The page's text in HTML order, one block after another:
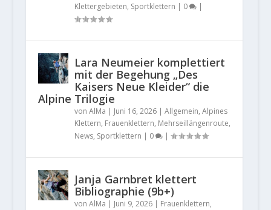
Klettergebieten, Sportklettern | 0 |
Lara Neumeier komplettiert
mit der Begehung „Des
Kaisers Neue Kleider“ die
Alpine Trilogie
von AlMa | Juni 16, 2026| Allgemein, Alpines
Klettern, Frauenklettern, Mehrseillängenroute,
News, Sportklettern | 0 |
Janja Garnbret klettert
Bibliographie (9b+)
von AlMa | Juni 9, 2026| Frauenklettern,